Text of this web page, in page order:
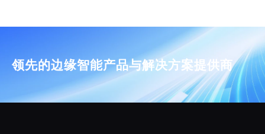
领先的边缘智能产品与解决方案提供商